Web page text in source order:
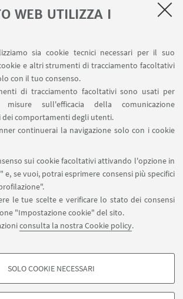
WEB UTILIZZA I
sia cookie tecnici necessari per il suo
e altri strumenti di tracciamento facoltativi
con il tuo consenso.
di tracciamento facoltativi sono usati per
misure sull'efficacia della comunicazione
dei comportamenti degli utenti.
continuerai la navigazione solo con i cookie
sui cookie facoltativi attivando l'opzione in
e, se vuoi, potrai esprimere consensi più specifici
le tue scelte e verificare lo stato dei consensi
"Impostazione cookie" del sito.
consulta la nostra Cookie policy.
- FACOLTATIVI
SOLO COOKIE NECESSARI
LINK UTILI
Area riservata
Carta dei servizi
IL DIPARTIMENTO SU:
SEGUI UNIBO SU:
APP:
ALMA MATER STUDIORUM - Università di